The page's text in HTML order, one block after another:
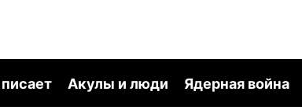
Акулы и люди Ядерная война